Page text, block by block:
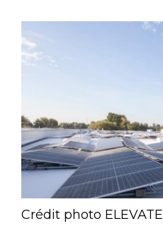
Crédit photo ELEVATE